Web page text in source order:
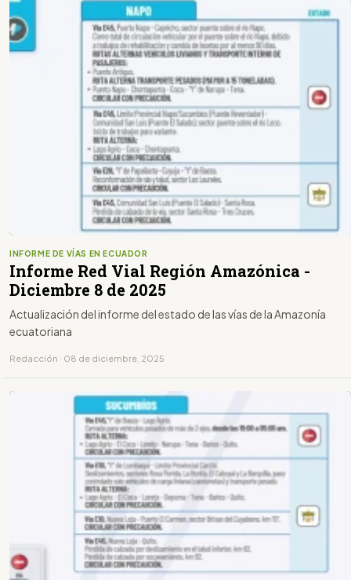
INFORME DE VÍAS EN ECUADOR
Informe Red Vial Región Amazónica -
Diciembre 8 de 2025
Actualización del informe del estado de las vías de la Amazonía
ecuatoriana
Redacción · 08 de diciembre, 2025